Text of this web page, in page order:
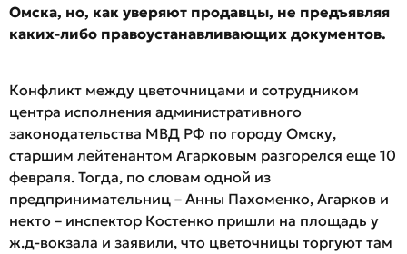
Омска, но, как уверяют продавцы, не предъявляя
каких-либо правоустанавливающих документов.
Конфликт между цветочницами и сотрудником
центра исполнения административного
законодательства МВД РФ по городу Омску,
старшим лейтенантом Агарковым разгорелся еще 10
февраля. Тогда, по словам одной из
предпринимательниц – Анны Пахоменко, Агарков и
некто – инспектор Костенко пришли на площадь у
ж.д-вокзала и заявили, что цветочницы торгуют там